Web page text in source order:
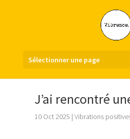
Sélectionner une page
J’ai rencontré
10 Oct 2025 |Vibrations